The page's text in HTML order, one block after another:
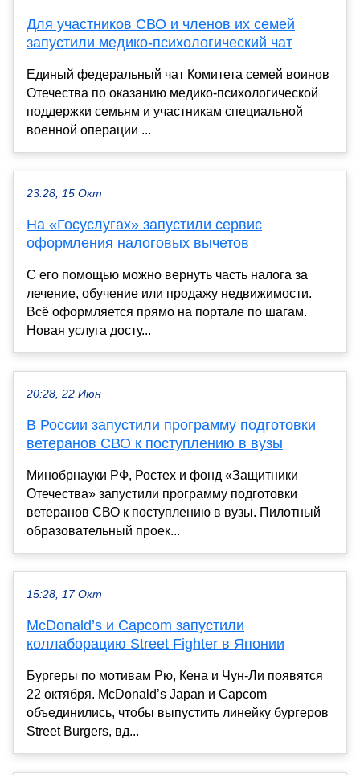
Для участников СВО и членов их семей
запустили медико-психологический чат
Единый федеральный чат Комитета семей воинов
Отечества по оказанию медико-психологической
поддержки семьям и участникам специальной
военной операции ...
23:28, 15 Окт
На «Госуслугах» запустили сервис
оформления налоговых вычетов
С его помощью можно вернуть часть налога за
лечение, обучение или продажу недвижимости.
Всё оформляется прямо на портале по шагам.
Новая услуга досту...
20:28, 22 Июн
В России запустили программу подготовки
ветеранов СВО к поступлению в вузы
Минобрнауки РФ, Ростех и фонд «Защитники
Отечества» запустили программу подготовки
ветеранов СВО к поступлению в вузы. Пилотный
образовательный проек...
15:28, 17 Окт
McDonald’s и Capcom запустили
коллаборацию Street Fighter в Японии
Бургеры по мотивам Рю, Кена и Чун-Ли появятся
22 октября. McDonald’s Japan и Capcom
объединились, чтобы выпустить линейку бургеров
Street Burgers, вд...